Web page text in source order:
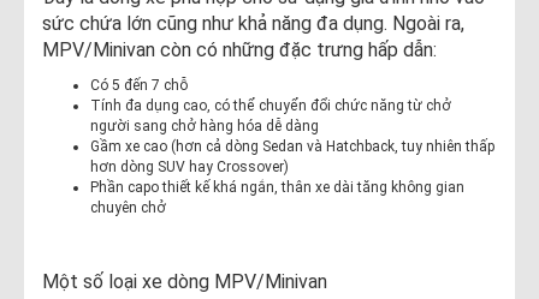
sức chứa lớn cũng như khả năng đa dụng. Ngoài ra,
MPV/Minivan còn có những đặc trưng hấp dẫn:
Có 5 đến 7 chỗ
Tính đa dụng cao, có thể chuyển đổi chức năng từ chở
người sang chở hàng hóa dễ dàng
Gầm xe cao (hơn cả dòng Sedan và Hatchback, tuy nhiên thấp
hơn dòng SUV hay Crossover)
Phần capo thiết kế khá ngắn, thân xe dài tăng không gian
chuyên chở​
Một số loại xe dòng MPV/Minivan